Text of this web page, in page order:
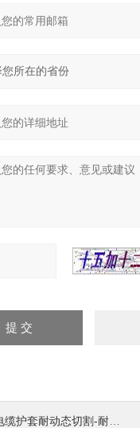
态切割-耐刮磨试验仪 测试稳定